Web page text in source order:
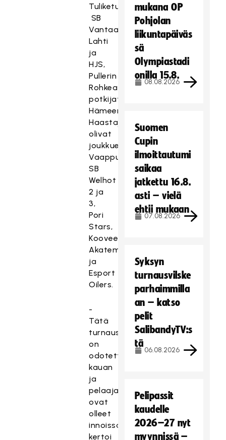
Tuliketut,
SB
Vantaa,
Lahti
ja
HJS,
Pullerin
Rohkeat
potkijat
Hämeenlinnasta.
Haastajasarjassa
olivat
joukkueet:
Vaappuankat,
SB
Welhot
2 ja
3,
Pori
Stars,
Koovee
Akatemia
ja
Esport
Oilers.
-
Tätä
turnausta
on
odotettu
kauan
ja
pelaajat
ovat
olleet
innoissaan,
kertoi
mukana OP
Pohjolan
liikuntapäiväs
sä
Olympiastadi
onilla 15.8.
08.08.2026
Suomen
Cupin
ilmoittautumi
saikaa
jatkettu 16.8.
asti – vielä
ehtii mukaan
07.08.2026
Syksyn
turnausvilske
parhaimmilla
an – katso
pelit
SalibandyTV:s
tä
06.08.2026
Pelipassit
kaudelle
2026–27 nyt
myynnissä –